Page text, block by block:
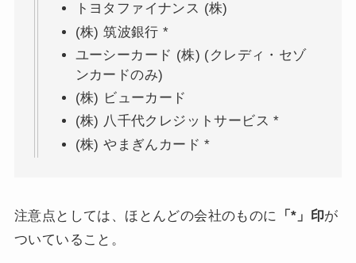
トヨタファイナンス (株)
(株) 筑波銀行 *
ユーシーカード (株) (クレディ・セゾ
ンカードのみ)
(株) ビューカード
(株) 八千代クレジットサービス *
(株) やまぎんカード *
注意点としては、ほとんどの会社のものに 「*」印が
ついていること。